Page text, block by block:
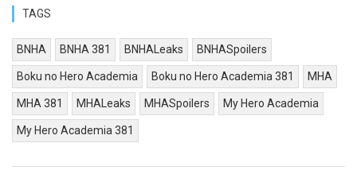
TAGS
BNHA BNHA 381 BNHALeaks BNHASpoilers
Boku no Hero Academia Boku no Hero Academia 381 MHA
MHA 381 MHALeaks MHASpoilers My Hero Academia
My Hero Academia 381